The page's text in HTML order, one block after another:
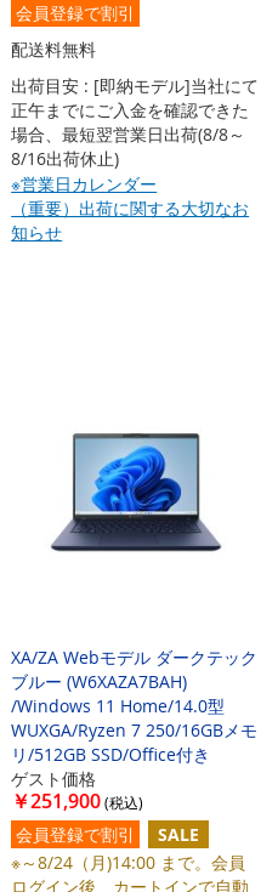
会員登録で割引
配送料無料
出荷目安 : [即納モデル]当社にて
正午までにご入金を確認できた
場合、最短翌営業日出荷(8/8～
8/16出荷休止)
※営業日カレンダー
（重要）出荷に関する大切なお
知らせ
XA/ZA Webモデル ダークテック
ブルー (W6XAZA7BAH)
/Windows 11 Home/14.0型
WUXGA/Ryzen 7 250/16GBメモ
リ/512GB SSD/Office付き
ゲスト価格
￥251,900
会員登録で割引
SALE
※～8/24（月)14:00 まで。会員
ログイン後、カートインで自動